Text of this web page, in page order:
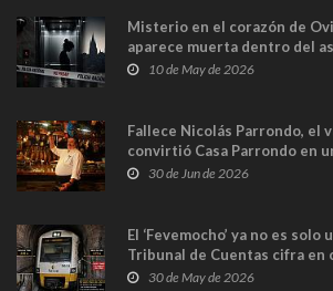
Misterio en el corazón de
aparece muerta dentro del
y las cámaras captan sus
10 de May de 2026
Fallece Nicolás Parrondo, el
convirtió Casa Parrondo en
en Madrid
30 de Jun de 2026
El ‘Fevemocho’ ya no es solo
Tribunal de Cuentas cifra en
sobrecoste de los trenes que
30 de May de 2026